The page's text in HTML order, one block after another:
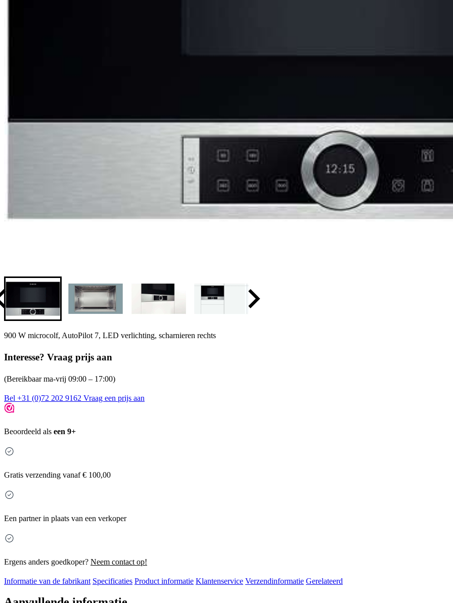
900 W microcolf, AutoPilot 7, LED verlichting, scharnieren rechts
Interesse? Vraag prijs aan
(Bereikbaar ma-vrij 09:00 – 17:00)
Bel +31 (0)72 202 9162 Vraag een prijs aan
Beoordeeld als een 9+
Gratis verzending vanaf € 100,00
Een partner in plaats van een verkoper
Ergens anders goedkoper? Neem contact op!
Informatie van de fabrikant Specificaties Product informatie Klantenservice Verzendinformatie Gerelateerd